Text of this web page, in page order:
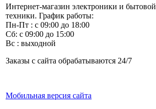
Интернет-магазин электроники и бытовой
техники. График работы:
Пн-Пт : с 09:00 до 18:00
Сб: с 09:00 до 15:00
Вс : выходной
Заказы с сайта обрабатываются 24/7
Мобильная версия сайта